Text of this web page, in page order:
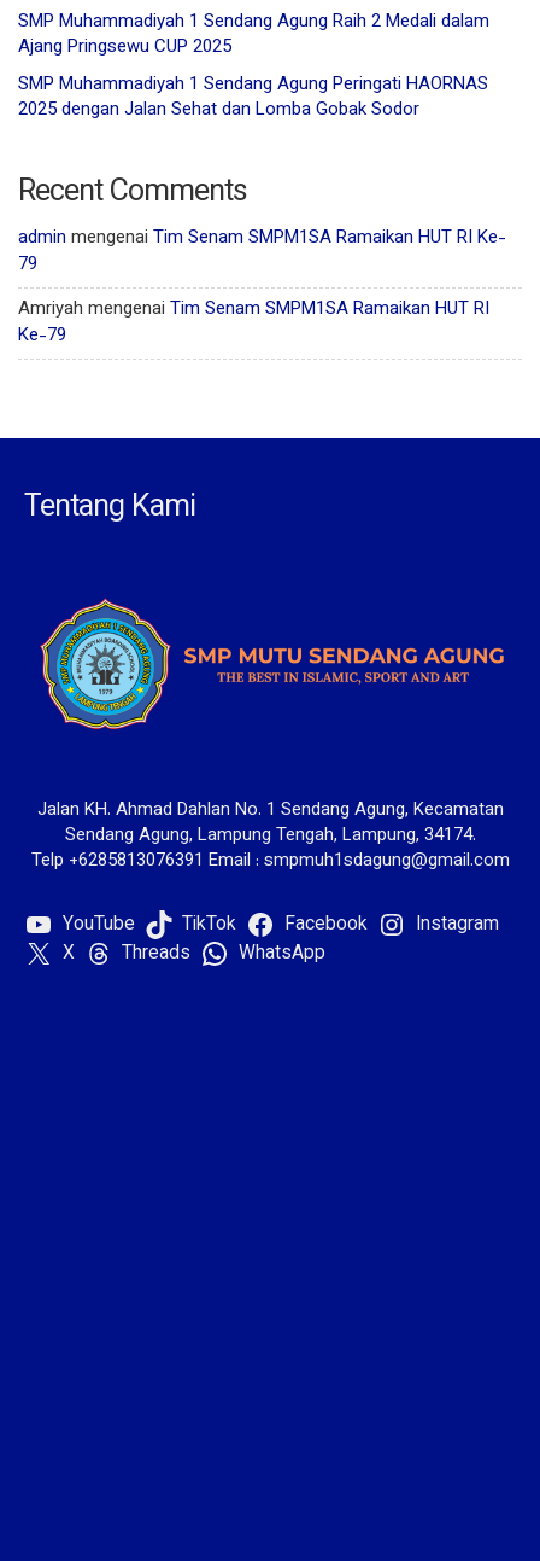
SMP Muhammadiyah 1 Sendang Agung Raih 2 Medali dalam
Ajang Pringsewu CUP 2025
SMP Muhammadiyah 1 Sendang Agung Peringati HAORNAS
2025 dengan Jalan Sehat dan Lomba Gobak Sodor
Recent Comments
admin mengenai Tim Senam SMPM1SA Ramaikan HUT RI Ke-
79
Amriyah mengenai Tim Senam SMPM1SA Ramaikan HUT RI
Ke-79
Tentang Kami
Jalan KH. Ahmad Dahlan No. 1 Sendang Agung, Kecamatan
Sendang Agung, Lampung Tengah, Lampung, 34174.
Telp +6285813076391 Email : smpmuh1sdagung@gmail.com
YouTube TikTok Facebook
Instagram
X
Threads WhatsApp